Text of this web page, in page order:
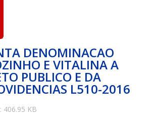
DENOMINACAO
E VITALINA A
PUBLICO E DA
L510-2016
406.95 KB